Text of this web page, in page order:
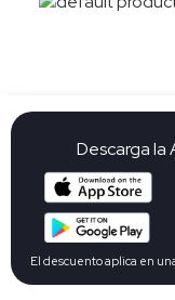
Descarga la
El descuento aplica en